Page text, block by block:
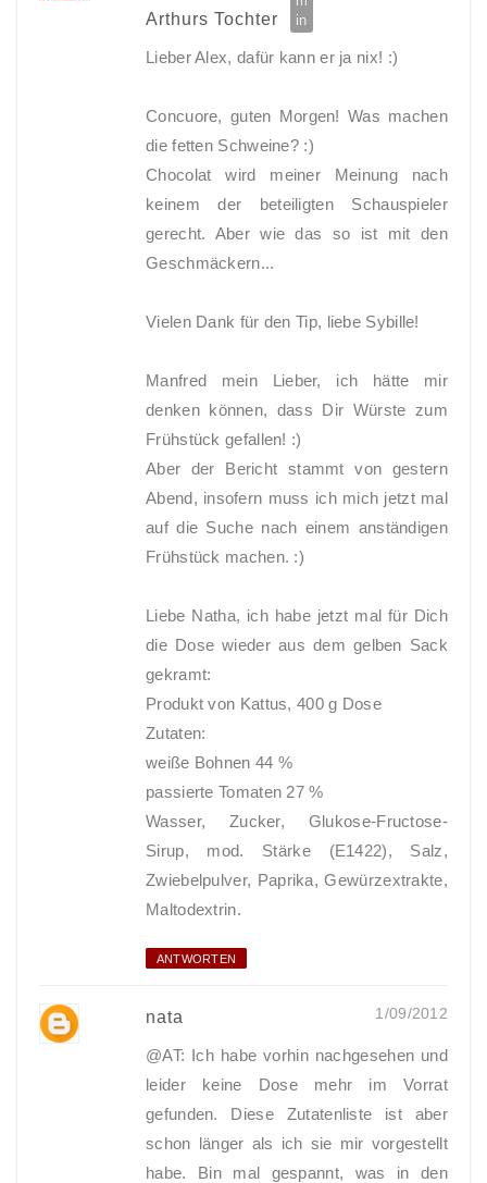
Arthurs Tochter
Lieber Alex, dafür kann er ja nix! :)
Concuore, guten Morgen! Was machen
die fetten Schweine? :)
Chocolat wird meiner Meinung nach
keinem der beteiligten Schauspieler
gerecht. Aber wie das so ist mit den
Geschmäckern...
Vielen Dank für den Tip, liebe Sybille!
Manfred mein Lieber, ich hätte mir
denken können, dass Dir Würste zum
Frühstück gefallen! :)
Aber der Bericht stammt von gestern
Abend, insofern muss ich mich jetzt mal
auf die Suche nach einem anständigen
Frühstück machen. :)
Liebe Natha, ich habe jetzt mal für Dich
die Dose wieder aus dem gelben Sack
gekramt:
Produkt von Kattus, 400 g Dose
Zutaten:
weiße Bohnen 44 %
passierte Tomaten 27 %
Wasser, Zucker, Glukose-Fructose-
Sirup, mod. Stärke (E1422), Salz,
Zwiebelpulver, Paprika, Gewürzextrakte,
Maltodextrin.
ANTWORTEN
nata 1/09/2012
@AT: Ich habe vorhin nachgesehen und
leider keine Dose mehr im Vorrat
gefunden. Diese Zutatenliste ist aber
schon länger als ich sie mir vorgestellt
habe. Bin mal gespannt, was in den